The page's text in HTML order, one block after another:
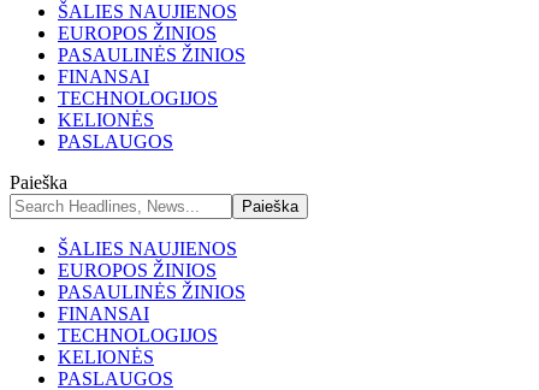
ŠALIES NAUJIENOS
EUROPOS ŽINIOS
PASAULINĖS ŽINIOS
FINANSAI
TECHNOLOGIJOS
KELIONĖS
PASLAUGOS
Paieška
ŠALIES NAUJIENOS
EUROPOS ŽINIOS
PASAULINĖS ŽINIOS
FINANSAI
TECHNOLOGIJOS
KELIONĖS
PASLAUGOS